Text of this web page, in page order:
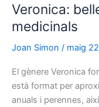
humil…
i
Veronica:
medicinals
Joan Simon / maig
El gènere Veronica
està format per
anuals i perennes,